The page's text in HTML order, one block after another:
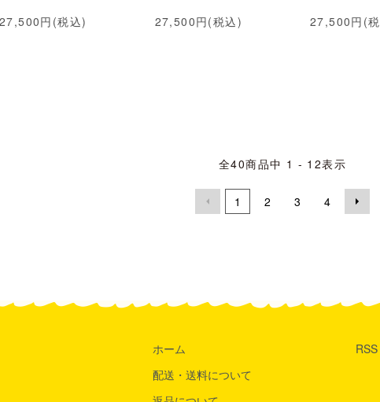
27,500円(税込)
27,500円(税込)
27,500円(
全40商品中 1 - 12表示
1 2 3 4
ホーム
配送・送料について
RSS